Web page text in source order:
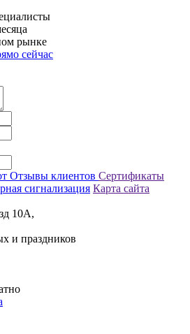
рынке
сейчас
Отзывы клиентов Сертификаты
сигнализация Карта сайта
10А,
и праздников